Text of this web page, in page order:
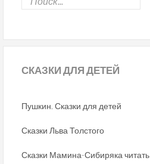
СКАЗКИДЛЯ ДЕТЕЙ
Пушкин. Сказки для детей
Сказки Льва Толстого
Сказки Мамина-Сибиряка читать